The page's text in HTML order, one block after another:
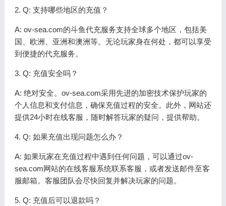
2. Q: 支持哪些地区的充值？
A: ov-sea.com的斗鱼代充服务支持全球多个地区，包括美
国、欧洲、亚洲和澳洲等。无论玩家身在何处，都可以享受
到便捷的代充服务。
3. Q: 充值安全吗？
A: 绝对安全。ov-sea.com采用先进的加密技术保护玩家的
个人信息和支付信息，确保充值过程的安全。此外，网站还
提供24小时在线客服，随时解答玩家的疑问，提供帮助。
4. Q: 如果充值出现问题怎么办？
A: 如果玩家在充值过程中遇到任何问题，可以通过ov-
sea.com网站的在线客服系统联系客服，或者发送邮件至客
服邮箱。客服团队会尽快回复并解决玩家的问题。
5. Q: 充值后可以退款吗？